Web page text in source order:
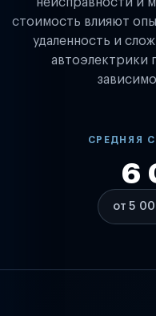
стоимость влияют
удаленность и
автоэлектрики
СРЕДНЯЯ
от 5
6